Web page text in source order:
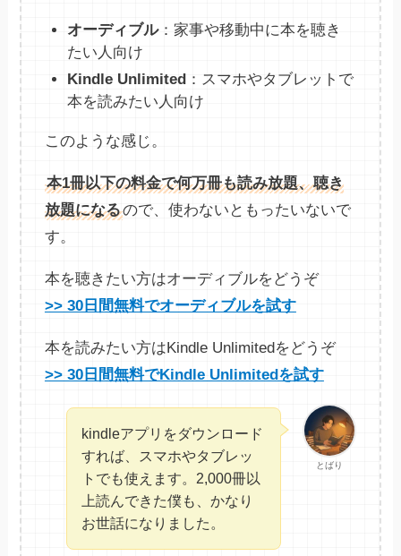
オーディブル：家事や移動中に本を聴き
たい人向け
Kindle Unlimited ：スマホやタブレットで
本を読みたい人向け
このような感じ。
本1冊以下の料金で何万冊も読み放題、聴き
放題になるので、使わないともったいないで
す。
本を聴きたい方はオーディブルをどうぞ
>> 30日間無料でオーディブルを試す
本を読みたい方はKindle Unlimitedをどうぞ
>> 30日間無料でKindle Unlimitedを試す
とばり
kindleアプリをダウンロード
すれば、スマホやタブレッ
トでも使えます。2,000冊以
上読んできた僕も、かなり
お世話になりました。